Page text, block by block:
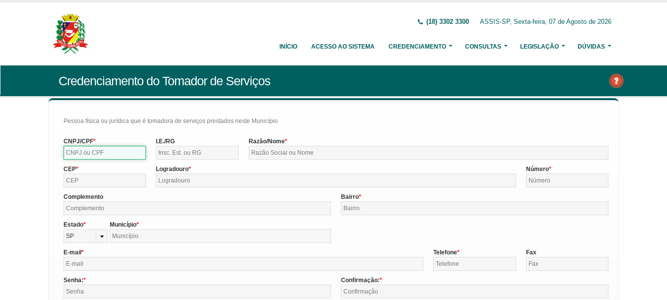
(18) 3302 3300 ASSIS-SP, Sexta-feira, 07 de Agosto de 2026
INÍCIO ACESSO AO SISTEMA CREDENCIAMENTO CONSULTAS LEGISLAÇÃO DÚVIDAS
Credenciamento do Tomador de Serviços
Pessoa física ou jurídica que é tomadora de serviços prestados neste Município
CNPJ/CPF I.E./RG Razão/Nome
CEP Logradouro Número
Complemento Bairro
Estado
SP
Município
E-mail Telefone Fax
Senha: Confirmação: